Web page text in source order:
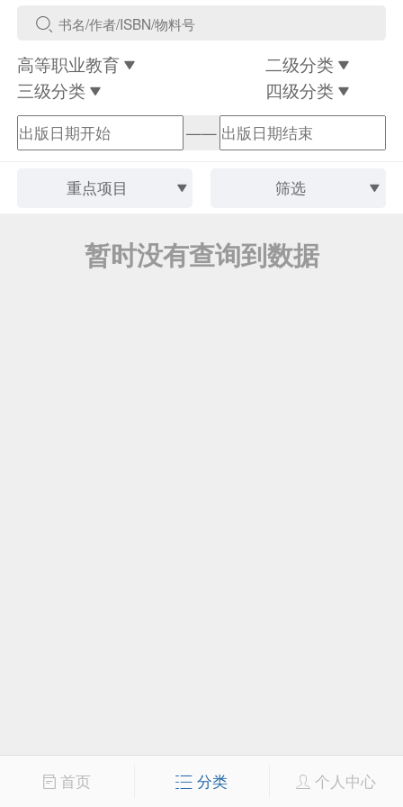
高等职业教育
二级分类
三级分类
四级分类
——
重点项目 筛选
暂时没有查询到数据
首页 分类 个人中心